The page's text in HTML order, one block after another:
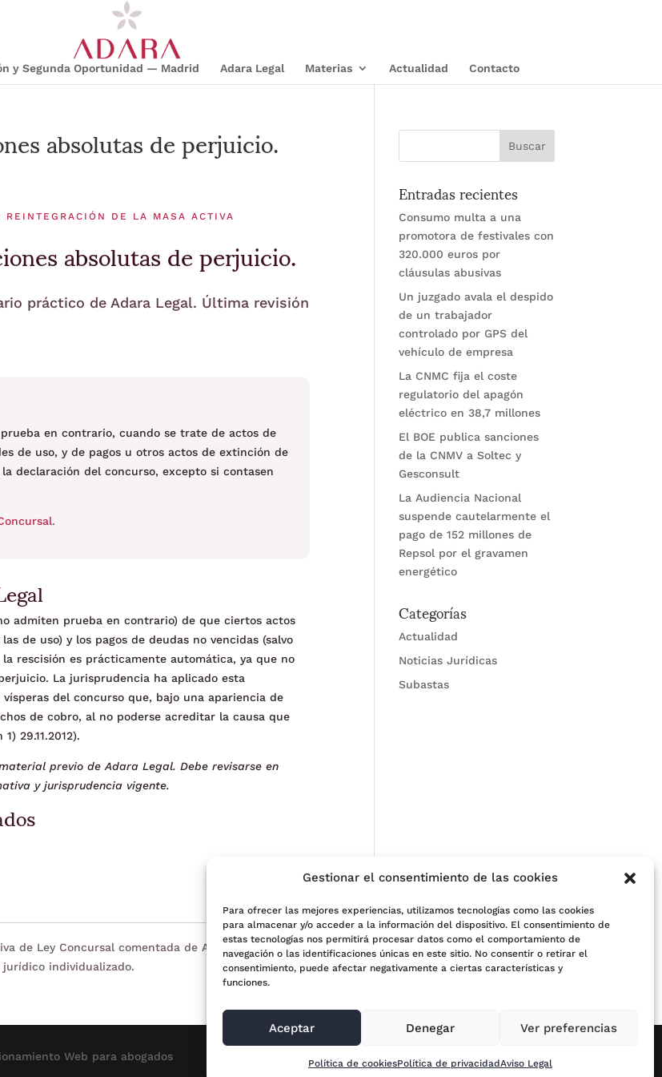
Gestionar el consentimiento de las cookies
Para ofrecer las mejores experiencias, utilizamos tecnologías como las cookies
para almacenar y/o acceder a la información del dispositivo. El consentimiento de
estas tecnologías nos permitirá procesar datos como el comportamiento de
navegación o las identificaciones únicas en este sitio. No consentir o retirar el
consentimiento, puede afectar negativamente a ciertas características y
funciones.
Aceptar Denegar Ver preferencias
Política de cookiesPolítica de privacidadAviso Legal
y Segunda Oportunidad — Madrid Adara Legal Materias Actualidad Contacto
absolutas de perjuicio.
DE LA MASA ACTIVA
absolutas de perjuicio.
práctico de Adara Legal. Última revisión
en contrario, cuando se trate de actos de
de uso, y de pagos u otros actos de extinción de
declaración del concurso, excepto si contasen
.
admiten prueba en contrario) de que ciertos actos
de uso) y los pagos de deudas no vencidas (salvo
rescisión es prácticamente automática, ya que no
La jurisprudencia ha aplicado esta
del concurso que, bajo una apariencia de
de cobro, al no poderse acreditar la causa que
29.11.2012).
previo de Adara Legal. Debe revisarse en
y jurisprudencia vigente.
de Ley Concursal comentada de Adara Legal. Tiene
individualizado.
Entradas recientes
Consumo multa a una
promotora de festivales con
320.000 euros por
cláusulas abusivas
Un juzgado avala el despido
de un trabajador
controlado por GPS del
vehículo de empresa
La CNMC fija el coste
regulatorio del apagón
eléctrico en 38,7 millones
El BOE publica sanciones
de la CNMV a Soltec y
Gesconsult
La Audiencia Nacional
suspende cautelarmente el
pago de 152 millones de
Repsol por el gravamen
energético
Categorías
Actualidad
Noticias Jurídicas
Subastas
Web para abogados